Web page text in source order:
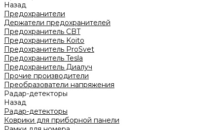
Назад
Предохранители
Держатели предохранителей
Предохранитель CBT
Предохранитель Koito
Предохранитель ProSvet
Предохранитель Tesla
Предохранитель Диалуч
Прочие производители
Преобразователи напряжения
Радар-детекторы
Назад
Радар-детекторы
Коврики для приборной панели